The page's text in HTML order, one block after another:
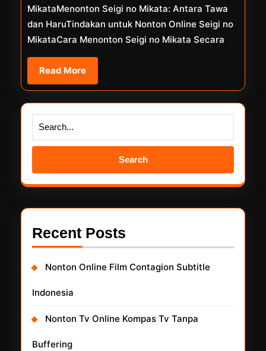
MikataMenonton Seigi no Mikata: Antara Tawa
dan HaruTindakan untuk Nonton Online Seigi no
MikataCara Menonton Seigi no Mikata Secara
Read MoreRead
More
Search
Recent Posts
Nonton Online Film Contagion Subtitle
Indonesia
Nonton Tv Online Kompas Tv Tanpa
Buffering